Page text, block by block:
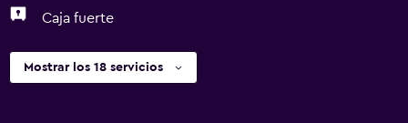
Caja fuerte
Mostrar los 18 servicios